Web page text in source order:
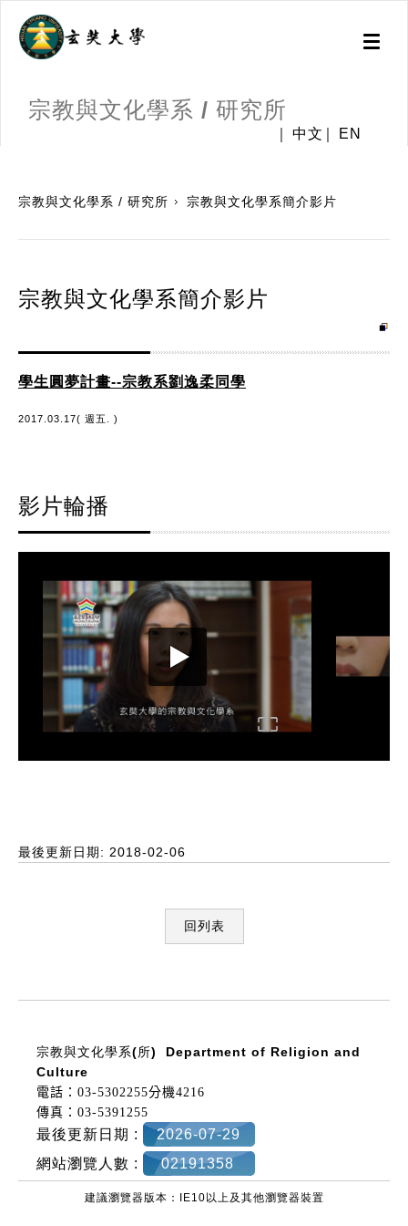
Toggle
宗教與文化學系 / 研究所
中文 EN
宗教與文化學系 / 研究所 宗教與文化學系簡介影片
宗教與文化學系簡介影片
學生圓夢計畫--宗教系劉逸柔同學
2017.03.17( 週五. )
影片輪播
最後更新日期: 2018-02-06
回列表
宗教與文化學系(所) Department of Religion and
Culture
電話：03-5302255分機4216
傳真：03-5391255
最後更新日期 :
2026-07-29
網站瀏覽人數 :
02191358
建議瀏覽器版本：IE10以上及其他瀏覽器裝置